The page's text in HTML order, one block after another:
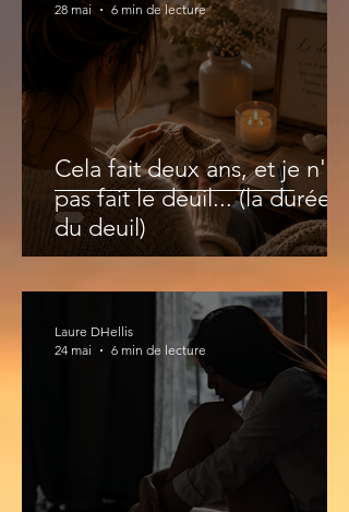
Cela fait deux ans, et je n'ai
pas fait le deuil... (la durée
du deuil)
28 mai
6 min de lecture
Laure DHellis
24 mai
6 min de lecture